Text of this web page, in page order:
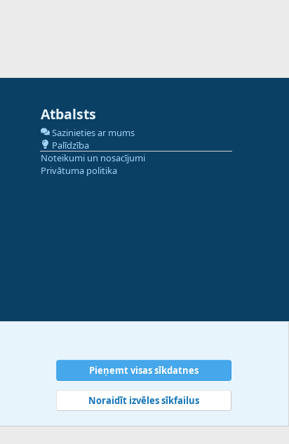
Atbalsts
Sazinieties ar mums
Palīdzība
Noteikumi un nosacījumi
Privātuma politika
Pieņemt visas sīkdatnes
Noraidīt izvēles sīkfailus